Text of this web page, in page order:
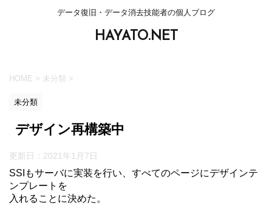
データ復旧・データ消去技能者の個人ブログ
HAYATO.NET
HOME > 未分類 >
未分類
デザイン再構築中
更新日： 2021年1月7日
SSIもサーバに実装を行い、すべてのページにデザインテ
ンプレートを
入れることに決めた。